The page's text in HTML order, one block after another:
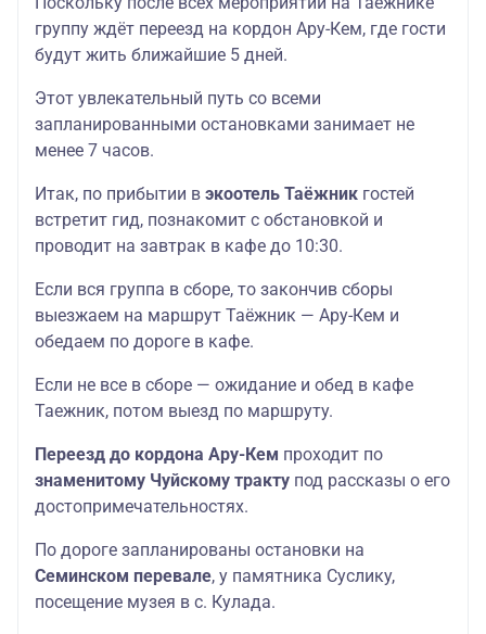
группу ждёт переезд на кордон Ару-Кем, где гости
будут жить ближайшие 5 дней.
Этот увлекательный путь со всеми
запланированными остановками занимает не
менее 7 часов.
Итак, по прибытии в экоотель Таёжник гостей
встретит гид, познакомит с обстановкой и
проводит на завтрак в кафе до 10:30.
Если вся группа в сборе, то закончив сборы
выезжаем на маршрут Таёжник — Ару-Кем и
обедаем по дороге в кафе.
Если не все в сборе — ожидание и обед в кафе
Таежник, потом выезд по маршруту.
Переезд до кордона Ару-Кем проходит по
знаменитому Чуйскому тракту под рассказы о его
достопримечательностях.
По дороге запланированы остановки на
Семинском перевале, у памятника Суслику,
посещение музея в с. Кулада.